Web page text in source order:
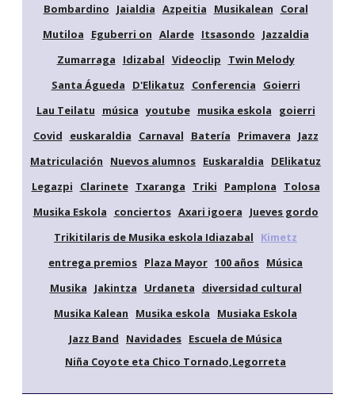
Bombardino
Jaialdia Azpeitia Musikalean
Coral
Mutiloa
Eguberri on Alarde Itsasondo
Jazzaldia
Zumarraga
Idizabal Videoclip
Twin Melody
Santa Águeda
D'Elikatuz Conferencia
Goierri
Lau Teilatu
música youtube musika eskola
goierri
Covid
euskaraldia Carnaval Batería Primavera
Jazz
Matriculación
Nuevos alumnos Euskaraldia
DElikatuz
Legazpi
Clarinete Txaranga Triki Pamplona
Tolosa
Musika Eskola
conciertos Axari igoera
Jueves gordo
Trikitilaris de Musika eskola Idiazabal
Kimetz
entrega premios Plaza Mayor 100 años Música
Musika
Jakintza Urdaneta
diversidad cultural
Musika Kalean
Musika eskola
Musiaka Eskola
Jazz Band
Navidades Escuela de Música
Niña Coyote eta Chico Tornado,Legorreta